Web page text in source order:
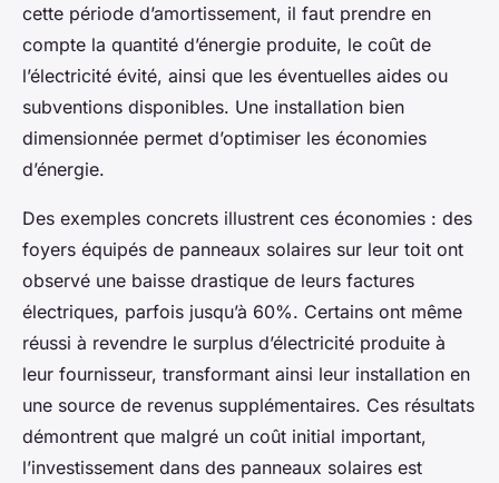
cette période d’amortissement, il faut prendre en
compte la quantité d’énergie produite, le coût de
l’électricité évité, ainsi que les éventuelles aides ou
subventions disponibles. Une installation bien
dimensionnée permet d’optimiser les économies
d’énergie.
Des exemples concrets illustrent ces économies : des
foyers équipés de panneaux solaires sur leur toit ont
observé une baisse drastique de leurs factures
électriques, parfois jusqu’à 60%. Certains ont même
réussi à revendre le surplus d’électricité produite à
leur fournisseur, transformant ainsi leur installation en
une source de revenus supplémentaires. Ces résultats
démontrent que malgré un coût initial important,
l’investissement dans des panneaux solaires est